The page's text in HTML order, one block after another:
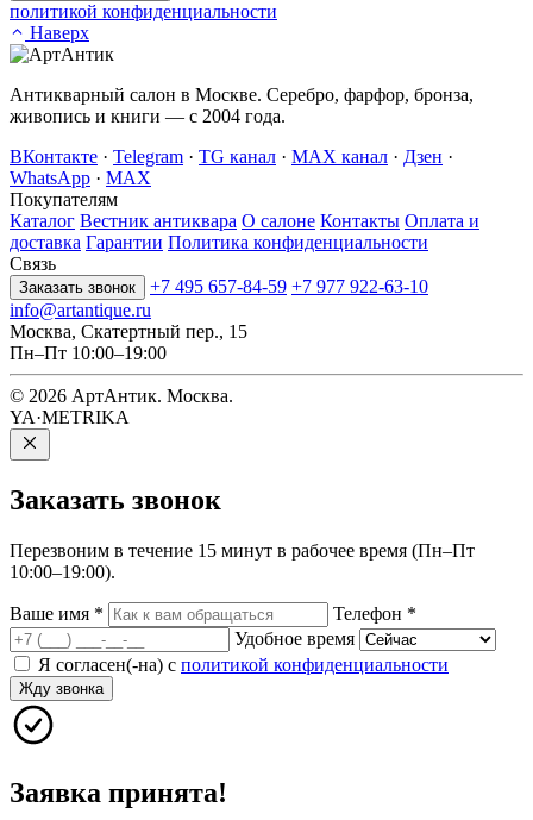
политикой конфиденциальности
Наверх
Антикварный салон в Москве. Серебро, фарфор, бронза,
живопись и книги — с 2004 года.
ВКонтакте · Telegram · TG канал · MAX канал · Дзен ·
WhatsApp · MAX
Покупателям
Каталог Вестник антиквара О салоне Контакты Оплата и
доставка Гарантии Политика конфиденциальности
Связь
Заказать звонок +7 495 657-84-59 +7 977 922-63-10
info@artantique.ru
Москва, Скатертный пер., 15
Пн–Пт 10:00–19:00
© 2026 АртАнтик. Москва.
YA·METRIKA
Заказать звонок
Перезвоним в течение 15 минут в рабочее время (Пн–Пт
10:00–19:00).
Ваше имя * Телефон *
Удобное время
Я согласен(-на) с политикой конфиденциальности
Жду звонка
Заявка принята!